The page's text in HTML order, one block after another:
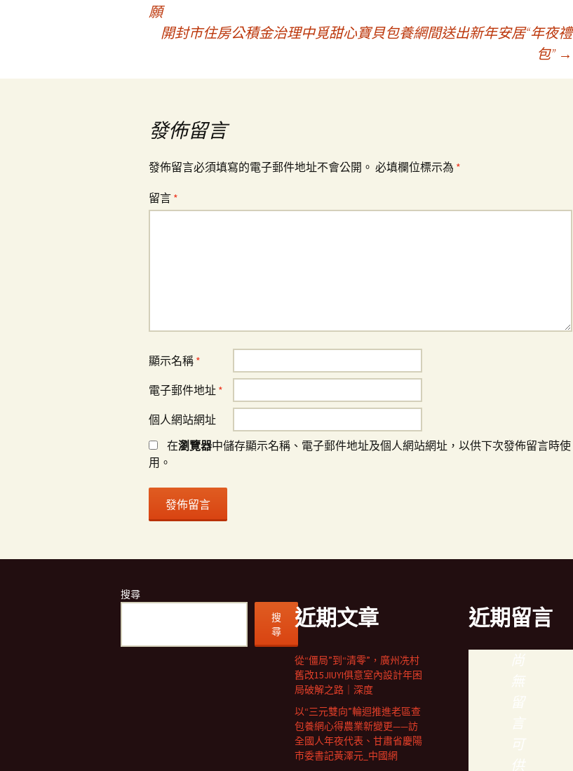
導
願
開封市住房公積金治理中覓甜心寶貝包養網間送出新年安居“年夜禮
包” →
發佈留言
發佈留言必須填寫的電子郵件地址不會公開。 必填欄位標示為 *
留言 *
顯示名稱 *
電子郵件地址 *
個人網站網址
在瀏覽器中儲存顯示名稱、電子郵件地址及個人網站網址，以供下次發佈留言時使
用。
搜尋
搜
尋
近期文章
從“僵局”到“清零”，廣州冼村
舊改15JIUYI俱意室內設計年困
局破解之路｜深度
以“三元雙向”輪迴推進老區查
包養網心得農業新變更——訪
全國人年夜代表、甘肅省慶陽
市委書記黃澤元_中國網
近期留言
尚
無
留
言
可
供